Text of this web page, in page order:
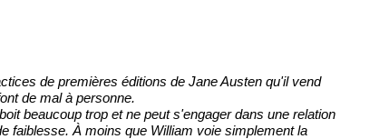
de premières éditions de Jane Austen qu'il vend
de mal à personne.
beaucoup trop et ne peut s'engager dans une relation
faiblesse. À moins que William voie simplement la